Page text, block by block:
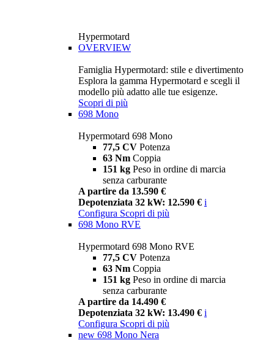
Hypermotard
OVERVIEW
Famiglia Hypermotard: stile e divertimento
Esplora la gamma Hypermotard e scegli il
modello più adatto alle tue esigenze.
Scopri di più
698 Mono
Hypermotard 698 Mono
77,5 CV Potenza
63 Nm Coppia
151 kg Peso in ordine di marcia
senza carburante
A partire da 13.590 €
Depotenziata 32 kW: 12.590 € i
Configura Scopri di più
698 Mono RVE
Hypermotard 698 Mono RVE
77,5 CV Potenza
63 Nm Coppia
151 kg Peso in ordine di marcia
senza carburante
A partire da 14.490 €
Depotenziata 32 kW: 13.490 € i
Configura Scopri di più
new 698 Mono Nera